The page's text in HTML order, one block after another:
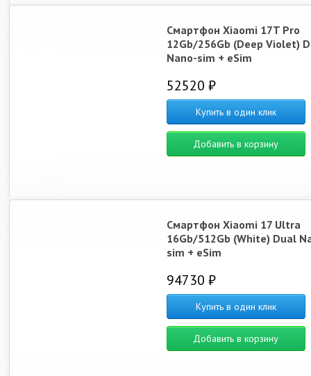
Смартфон Xiaomi 17T Pro
12Gb/256Gb (Deep Violet)
Nano-sim + eSim
52520 ₽
Купить в один клик
Добавить в корзину
Смартфон Xiaomi 17 Ultra
16Gb/512Gb (White) Dual
sim + eSim
94730 ₽
Купить в один клик
Добавить в корзину